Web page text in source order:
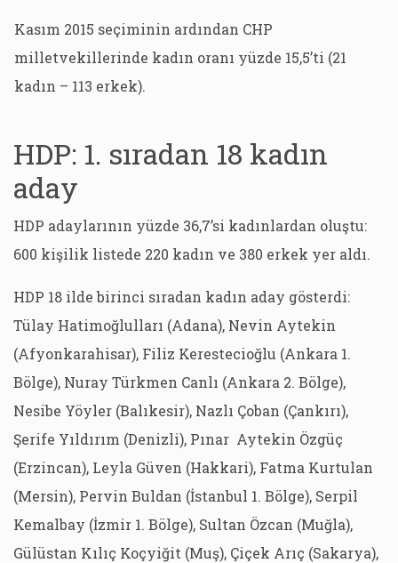
Kasım 2015 seçiminin ardından CHP
milletvekillerinde kadın oranı yüzde 15,5’ti (21
kadın – 113 erkek).
HDP: 1. sıradan 18 kadın
aday
HDP adaylarının yüzde 36,7’si kadınlardan oluştu:
600 kişilik listede 220 kadın ve 380 erkek yer aldı.
HDP 18 ilde birinci sıradan kadın aday gösterdi:
Tülay Hatimoğlulları (Adana), Nevin Aytekin
(Afyonkarahisar), Filiz Kerestecioğlu (Ankara 1.
Bölge), Nuray Türkmen Canlı (Ankara 2. Bölge),
Nesibe Yöyler (Balıkesir), Nazlı Çoban (Çankırı),
Şerife Yıldırım (Denizli), Pınar Aytekin Özgüç
(Erzincan), Leyla Güven (Hakkari), Fatma Kurtulan
(Mersin), Pervin Buldan (İstanbul 1. Bölge), Serpil
Kemalbay (İzmir 1. Bölge), Sultan Özcan (Muğla),
Gülüstan Kılıç Koçyiğit (Muş), Çiçek Arıç (Sakarya),